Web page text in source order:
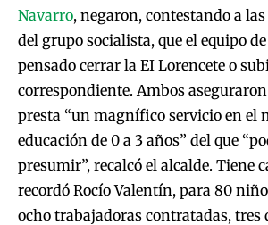
Navarro, negaron, contestando a
del grupo socialista, que el equipo
pensado cerrar la EI Lorencete o
correspondiente. Ambos
presta “un magnífico servicio en el
educación de 0 a 3 años” del que
presumir”, recalcó el alcalde. Tiene
recordó Rocío Valentín, para 80
ocho trabajadoras contratadas, tres